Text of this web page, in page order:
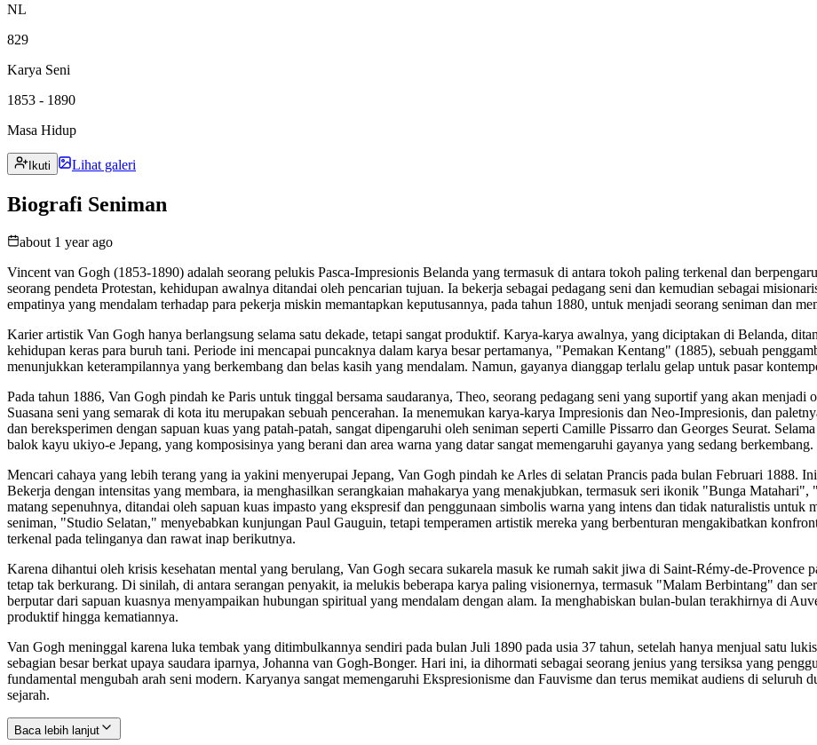
NL
829
Karya Seni
1853 - 1890
Masa Hidup
Ikuti Lihat galeri
Biografi Seniman
about 1 year ago
Vincent van Gogh (1853-1890) adalah seorang pelukis Pasca-Impresionis Belanda yang termasuk di antara tokoh paling terkenal dan
seorang pendeta Protestan, kehidupan awalnya ditandai oleh pencarian tujuan. Ia bekerja sebagai pedagang seni dan kemudian sebagai
empatinya yang mendalam terhadap para pekerja miskin memantapkan keputusannya, pada tahun 1880, untuk menjadi seorang seniman dan
Karier artistik Van Gogh hanya berlangsung selama satu dekade, tetapi sangat produktif. Karya-karya awalnya, yang diciptakan di Belanda,
kehidupan keras para buruh tani. Periode ini mencapai puncaknya dalam karya besar pertamanya, "Pemakan Kentang" (1885), sebuah
menunjukkan keterampilannya yang berkembang dan belas kasih yang mendalam. Namun, gayanya dianggap terlalu gelap untuk pasar
Pada tahun 1886, Van Gogh pindah ke Paris untuk tinggal bersama saudaranya, Theo, seorang pedagang seni yang suportif yang akan
Suasana seni yang semarak di kota itu merupakan sebuah pencerahan. Ia menemukan karya-karya Impresionis dan Neo-Impresionis, dan
dan bereksperimen dengan sapuan kuas yang patah-patah, sangat dipengaruhi oleh seniman seperti Camille Pissarro dan Georges Seurat.
balok kayu ukiyo-e Jepang, yang komposisinya yang berani dan area warna yang datar sangat memengaruhi gayanya yang sedang berkembang.
Mencari cahaya yang lebih terang yang ia yakini menyerupai Jepang, Van Gogh pindah ke Arles di selatan Prancis pada bulan Februari 1888.
Bekerja dengan intensitas yang membara, ia menghasilkan serangkaian mahakarya yang menakjubkan, termasuk seri ikonik "Bunga
matang sepenuhnya, ditandai oleh sapuan kuas impasto yang ekspresif dan penggunaan simbolis warna yang intens dan tidak naturalistis
seniman, "Studio Selatan," menyebabkan kunjungan Paul Gauguin, tetapi temperamen artistik mereka yang berbenturan mengakibatkan
terkenal pada telinganya dan rawat inap berikutnya.
Karena dihantui oleh krisis kesehatan mental yang berulang, Van Gogh secara sukarela masuk ke rumah sakit jiwa di Saint-Rémy-de-
tetap tak berkurang. Di sinilah, di antara serangan penyakit, ia melukis beberapa karya paling visionernya, termasuk "Malam Berbintang" dan
berputar dari sapuan kuasnya menyampaikan hubungan spiritual yang mendalam dengan alam. Ia menghabiskan bulan-bulan terakhirnya di
produktif hingga kematiannya.
Van Gogh meninggal karena luka tembak yang ditimbulkannya sendiri pada bulan Juli 1890 pada usia 37 tahun, setelah hanya menjual satu
sebagian besar berkat upaya saudara iparnya, Johanna van Gogh-Bonger. Hari ini, ia dihormati sebagai seorang jenius yang tersiksa yang
fundamental mengubah arah seni modern. Karyanya sangat memengaruhi Ekspresionisme dan Fauvisme dan terus memikat audiens di seluruh
sejarah.
Baca lebih lanjut